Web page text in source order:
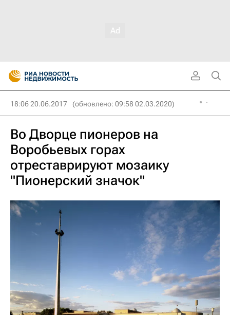
18:06 20.06.2017 (обновлено: 09:58 02.03.2020)
Во Дворце пионеров на
Воробьевых горах
отреставрируют мозаику
"Пионерский значок"